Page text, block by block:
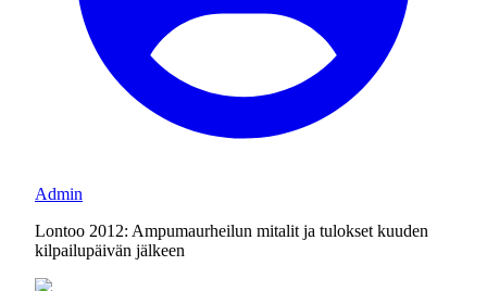
Admin
Lontoo 2012: Ampumaurheilun mitalit ja tulokset kuuden
kilpailupäivän jälkeen